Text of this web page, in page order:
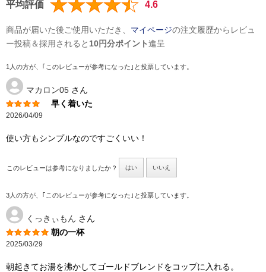
平均評価 4.6
商品が届いた後ご使用いただき、 マイページの注文履歴からレビュ
ー投稿＆採用されると 10円分ポイント進呈
1人の方が、｢このレビューが参考になった｣と投票しています。
マカロン05 さん
早く着いた
2026/04/09
使い方もシンプルなのですごくいい！
このレビューは参考になりましたか？ はい いいえ
3人の方が、｢このレビューが参考になった｣と投票しています。
くっきぃもん さん
朝の一杯
2025/03/29
朝起きてお湯を沸かしてゴールドブレンドをコップに入れる。